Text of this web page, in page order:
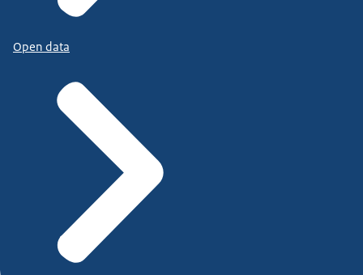
Open data